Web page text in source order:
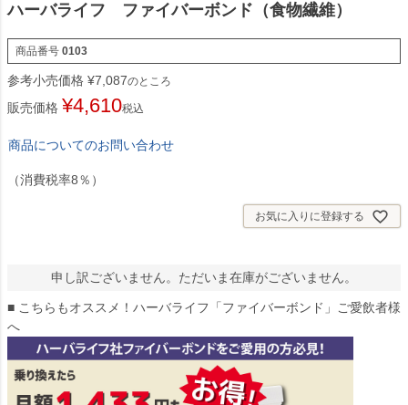
ハーバライフ ファイバーボンド（食物繊維）
商品番号 0103
参考小売価格 ¥7,087のところ
販売価格 ¥4,610税込
商品についてのお問い合わせ
（消費税率8％）
お気に入りに登録する
申し訳ございません。ただいま在庫がございません。
■ こちらもオススメ！ハーバライフ「ファイバーボンド」ご愛飲者様
へ